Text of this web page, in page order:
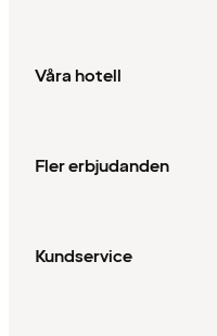
Våra hotell
Fler erbjudanden
Kundservice